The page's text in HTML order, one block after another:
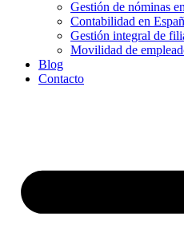
Gestión de nóminas
Contabilidad en
Gestión integral de
Movilidad de
Blog
Contacto